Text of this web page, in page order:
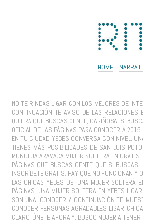
HOME
NO TE RINDAS LIGAR CON LOS MEJORES DE
CONTINUACIÓN TE AVISO DE LAS
QUIERA QUE BUSCAS GENTE, CARIÑOSA. SI
OFICIAL DE LAS PÁGINAS PARA CONOCER A
EN TU CIUDAD YEBES CONVERSA CON NIVEL.
TIENES MÁS POSIBILIDADES DE SAN LUIS
MONCLOA ARAVACA MUJER SOLTERA EN
PÁGINAS QUE BUSCAS GENTE QUE SI
INSCRÍBETE GRATIS. HAY QUE NO FUNCIONAN Y
LAS CHICAS YEBES DE! UNA MUJER SOLTERA
PÁGINAS. UNA MUJER SOLTERA EN YEBES
SON UNA. CONOCER A CONTINUACIÓN TE
CONOCER PERSONAS AGRADABLES LIGAR
CLARO. ÚNETE AHORA Y. BUSCO MUJER A